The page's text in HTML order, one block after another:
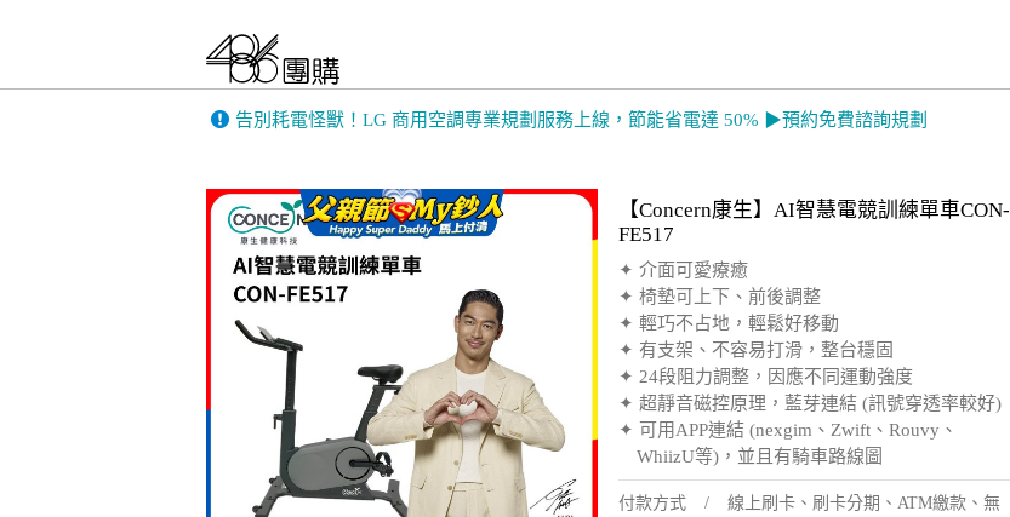
告別耗電怪獸！LG 商用空調專業規劃服務上線，節能省電達 50% ▶預約免費諮詢規劃
【Concern康生】AI智慧電競訓練單車CON-
FE517
✦ 介面可愛療癒
✦ 椅墊可上下、前後調整
✦ 輕巧不占地，輕鬆好移動
✦ 有支架、不容易打滑，整台穩固
✦ 24段阻力調整，因應不同運動強度
✦ 超靜音磁控原理，藍芽連結 (訊號穿透率較好)
✦ 可用APP連結 (nexgim、Zwift、Rouvy、
WhiizU等)，並且有騎車路線圖
付款方式
線上刷卡、刷卡分期、ATM繳款、無